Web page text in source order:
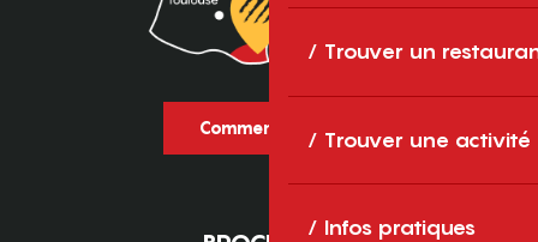
Trouver un
Trouver une activité
Infos pratiques
Comment venir ?